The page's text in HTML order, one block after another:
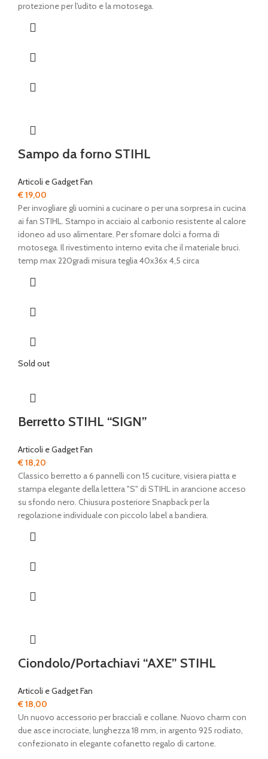
protezione per l'udito e la motosega.
Sampo da forno STIHL
Articoli e Gadget Fan
€19,00
Per invogliare gli uomini a cucinare o per una sorpresa in cucina
ai fan STIHL. Stampo in acciaio al carbonio resistente al calore
idoneo ad uso alimentare. Per sfornare dolci a forma di
motosega. Il rivestimento interno evita che il materiale bruci.
temp max 220gradi misura teglia 40x36x 4,5 circa
Sold out
Berretto STIHL “SIGN”
Articoli e Gadget Fan
€18,20
Classico berretto a 6 pannelli con 15 cuciture, visiera piatta e
stampa elegante della lettera "S" di STIHL in arancione acceso
su sfondo nero. Chiusura posteriore Snapback per la
regolazione individuale con piccolo label a bandiera.
Ciondolo/Portachiavi “AXE” STIHL
Articoli e Gadget Fan
€18,00
Un nuovo accessorio per bracciali e collane. Nuovo charm con
due asce incrociate, lunghezza 18 mm, in argento 925 rodiato,
confezionato in elegante cofanetto regalo di cartone.